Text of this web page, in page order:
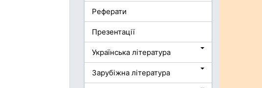
Реферати
Презентації
Українська література
Зарубіжна література